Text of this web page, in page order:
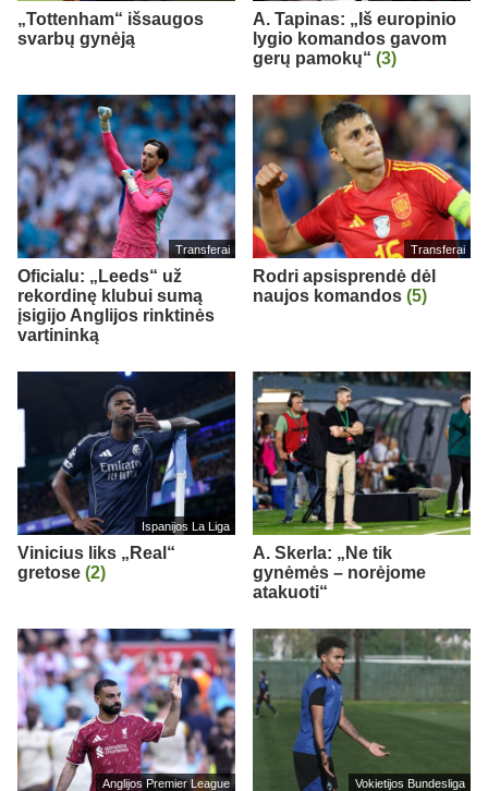
„Tottenham“ išsaugos
svarbų gynėją
A. Tapinas: „Iš europinio
lygio komandos gavom
gerų pamokų“ (3)
Transferai
Oficialu: „Leeds“ už
rekordinę klubui sumą
įsigijo Anglijos rinktinės
vartininką
Transferai
Rodri apsisprendė dėl
naujos komandos (5)
Ispanijos La Liga
Vinicius liks „Real“
gretose (2)
A. Skerla: „Ne tik
gynėmės – norėjome
atakuoti“
Anglijos Premier League Vokietijos Bundesliga